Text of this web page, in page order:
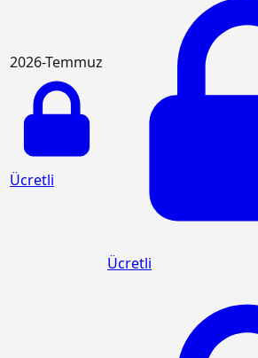
2026-Temmuz
Ücretli
Ücretli